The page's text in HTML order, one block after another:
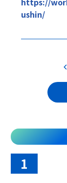
ushin/
chevron_left
1